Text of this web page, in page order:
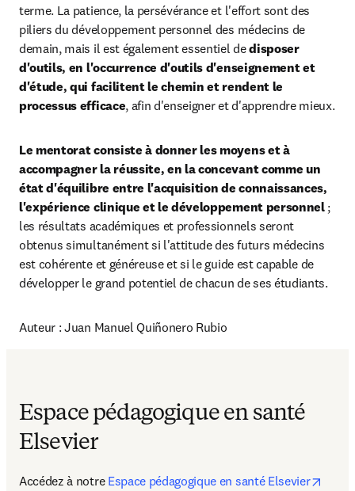
terme. La patience, la persévérance et l'effort sont des
piliers du développement personnel des médecins de
demain, mais il est également essentiel de disposer
d'outils, en l'occurrence d'outils d'enseignement et
d'étude, qui facilitent le chemin et rendent le
processus efficace, afin d'enseigner et d'apprendre mieux.
Le mentorat consiste à donner les moyens et à
accompagner la réussite, en la concevant comme un
état d'équilibre entre l'acquisition de connaissances,
l'expérience clinique et le développement personnel ;
les résultats académiques et professionnels seront
obtenus simultanément si l'attitude des futurs médecins
est cohérente et généreuse et si le guide est capable de
développer le grand potentiel de chacun de ses étudiants.
Auteur : Juan Manuel Quiñonero Rubio
Espace pédagogique en santé
Elsevier
Accédez à notre Espace pédagogique en santé Elsevier